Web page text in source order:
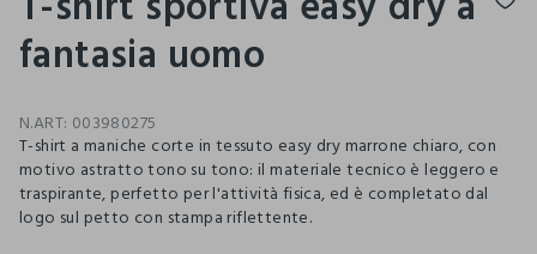
fantasia uomo
N.ART: 003980275
T-shirt a maniche corte in tessuto easy dry marrone chiaro, con
motivo astratto tono su tono: il materiale tecnico è leggero e
traspirante, perfetto per l'attività fisica, ed è completato dal
logo sul petto con stampa riflettente.